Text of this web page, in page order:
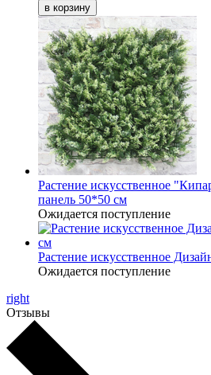
Растение искусственное
панель 50*50 см
Ожидается поступление
Растение искусственное
Ожидается поступление
right
Отзывы